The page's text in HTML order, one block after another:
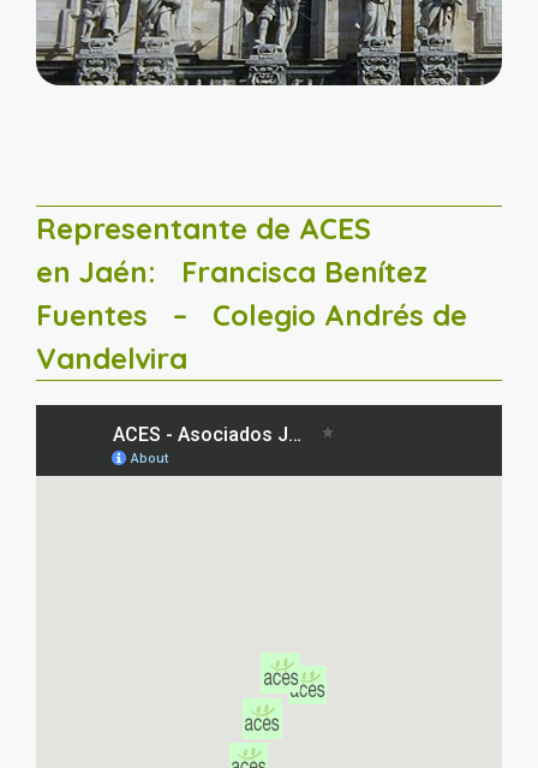
Representante de ACES
en Jaén:
Francisca Benítez
Fuentes
– Colegio Andrés de
Vandelvira